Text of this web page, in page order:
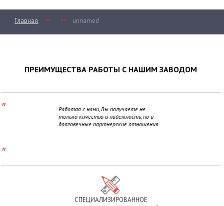
Главная >> >> unnamed
ПРЕИМУЩЕСТВА РАБОТЫ С НАШИМ ЗАВОДОМ
"
Работая с нами, Вы получаете не
только качество и надежность, но и
долговечные партнерские отношения
"
СПЕЦИАЛИЗИРОВАННОЕ